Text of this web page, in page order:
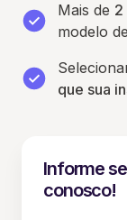
Mais de 2
modelo
que sua
Informe
conosco!